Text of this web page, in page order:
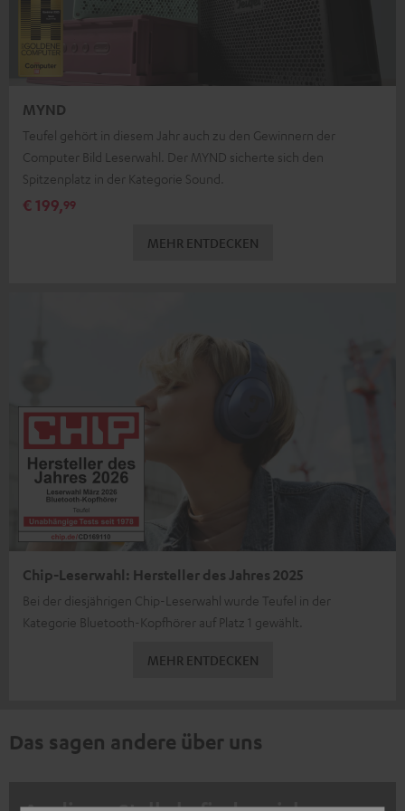
MYND
Teufel gehört in diesem Jahr auch zu den Gewinnern der
Computer Bild Leserwahl. Der MYND sicherte sich den
Spitzenplatz in der Kategorie Sound.
€ 199,99
MEHR ENTDECKEN
Chip-Leserwahl: Hersteller des Jahres 2025
Bei der diesjährigen Chip-Leserwahl wurde Teufel in der
Kategorie Bluetooth-Kopfhörer auf Platz 1 gewählt.
MEHR ENTDECKEN
Das sagen andere über uns